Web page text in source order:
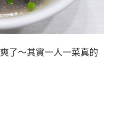
了～其實一人一菜真的